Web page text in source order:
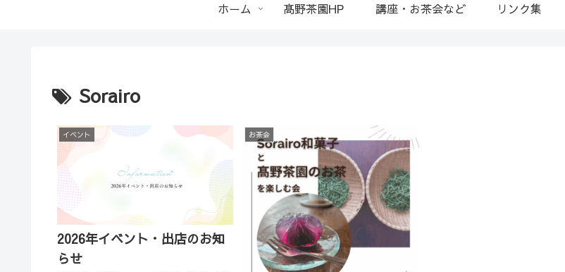
ホーム 髙野茶園HP 講座・お茶会など リンク集
Sorairo
イベント
2026年イベント・出店のお知
らせ
お茶会